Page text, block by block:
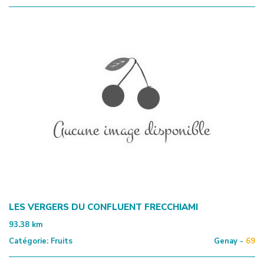
LES VERGERS DU CONFLUENT FRECCHIAMI
93.38 km
Catégorie: Fruits Genay - 69